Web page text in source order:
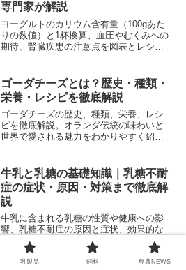
専門家が解説
ヨーグルトのカリウム含有量（100gあた
りの数値）と1杯換算、血圧やむくみへの
期待、腎臓疾患の注意点を図表とレシピ
ゴーダチーズとは？歴史・種類・
栄養・レシピを徹底解説
ゴーダチーズの歴史、種類、栄養、レシ
ピを徹底解説。オランダ伝統の味わいと
世界で愛される魅力をわかりやすく紹介
牛乳と乳糖の基礎知識｜乳糖不耐
症の症状・原因・対策まで徹底解
説
牛乳に含まれる乳糖の性質や健康への影
響、乳糖不耐症の原因と症状、効果的な
対策方法をわかりやすく解説します。
乳製品 飼料 酪農NEWS